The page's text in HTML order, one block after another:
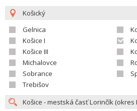
Košický
Gelnica
Košice I
Košice III
Michalovce
Sobrance
Trebišov